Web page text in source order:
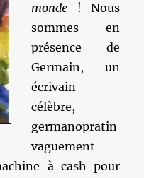
monde ! Nous
sommes en
présence de
Germain, un
écrivain
célèbre,
germanopratin
vaguement
à cash pour